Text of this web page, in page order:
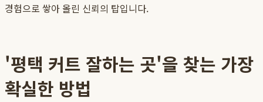
경험으로 쌓아 올린 신뢰의 탑입니다.
'평택 커트 잘하는 곳'을 찾는 가장
확실한 방법